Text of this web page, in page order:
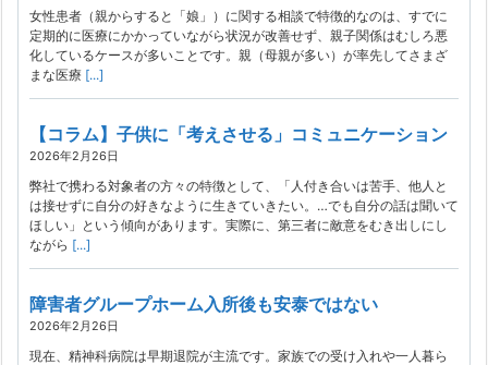
女性患者（親からすると「娘」）に関する相談で特徴的なのは、すでに
定期的に医療にかかっていながら状況が改善せず、親子関係はむしろ悪
化しているケースが多いことです。親（母親が多い）が率先してさまざ
まな医療 [...]
【コラム】子供に「考えさせる」コミュニケーション
2026年2月26日
弊社で携わる対象者の方々の特徴として、「人付き合いは苦手、他人と
は接せずに自分の好きなように生きていきたい。…でも自分の話は聞いて
ほしい」という傾向があります。実際に、第三者に敵意をむき出しにし
ながら [...]
障害者グループホーム入所後も安泰ではない
2026年2月26日
現在、精神科病院は早期退院が主流です。家族での受け入れや一人暮ら